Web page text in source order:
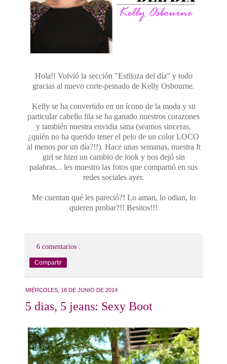
Hola!! Volvió la sección "Estiloza del día" y todo
gracias al nuevo corte-peinado de Kelly Osbourne.
Kelly se ha convertido en un ícono de la moda y su
particular cabello lila se ha ganado nuestros corazones
y también nuestra envidia sana (seamos sinceras,
¿quién no ha querido tener el pelo de un color LOCO
al menos por un día?!!). Hace unas semanas, nuestra It
girl se hizo un cambio de look y nos dejó sin
palabras... les muestro las fotos que compartió en sus
redes sociales ayer.
Me cuentan qué les pareció?! Lo aman, lo odian, lo
quieren probar?!! Besitos!!!
6 comentarios :
Compartir
MIÉRCOLES, 18 DE JUNIO DE 2014
5 dias, 5 jeans: Sexy Boot